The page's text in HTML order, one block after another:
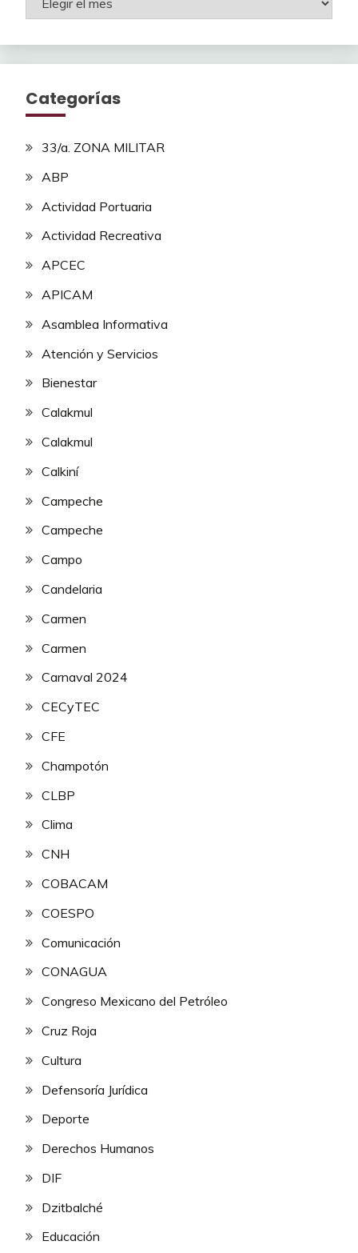
Categorías
33/a. ZONA MILITAR
ABP
Actividad Portuaria
Actividad Recreativa
APCEC
APICAM
Asamblea Informativa
Atención y Servicios
Bienestar
Calakmul
Calakmul
Calkiní
Campeche
Campeche
Campo
Candelaria
Carmen
Carmen
Carnaval 2024
CECyTEC
CFE
Champotón
CLBP
Clima
CNH
COBACAM
COESPO
Comunicación
CONAGUA
Congreso Mexicano del Petróleo
Cruz Roja
Cultura
Defensoría Jurídica
Deporte
Derechos Humanos
DIF
Dzitbalché
Educación